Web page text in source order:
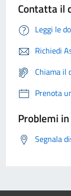
Contatta il
Leggi le
Richiedi
Chiama il
Prenota
Problemi
Segnala